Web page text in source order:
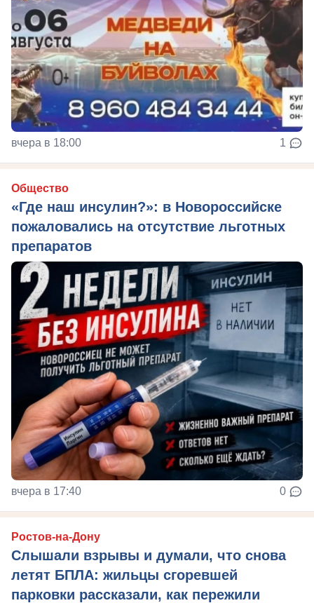
вчера в 18:00 1
Общество
«Где наш инсулин?»: в Новороссийске
пожаловались на отсутствие льготных
препаратов
вчера в 17:40 0
Ростов-на-Дону
Слышали взрывы и думали, что снова
летят БПЛА: жильцы сгоревшей
парковки рассказали, как пережили